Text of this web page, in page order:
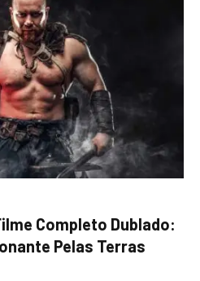
Completo Dublado:
Pelas Terras